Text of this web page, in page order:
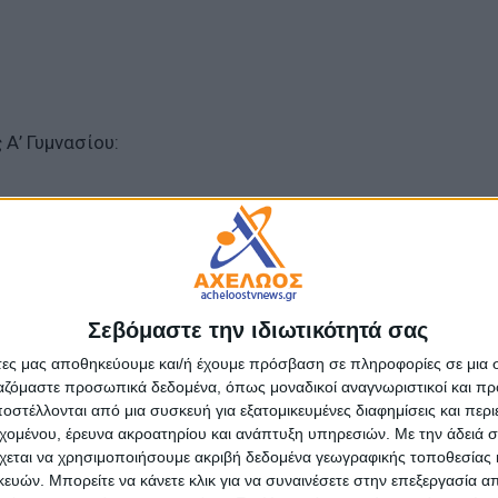
Σεβόμαστε την ιδιωτικότητά σας
μας αποθηκεύουμε και/ή έχουμε πρόσβαση σε πληροφορίες σε
προσωπικά δεδομένα, όπως μοναδικοί αναγνωριστικοί και
από μια συσκευή για εξατομικευμένες διαφημίσεις και
έρευνα ακροατηρίου και ανάπτυξη υπηρεσιών. Με την άδειά
να χρησιμοποιήσουμε ακριβή δεδομένα γεωγραφικής τοποθεσίας
Μπορείτε να κάνετε κλικ για να συναινέσετε στην επεξεργασία
Γυμνασίου: